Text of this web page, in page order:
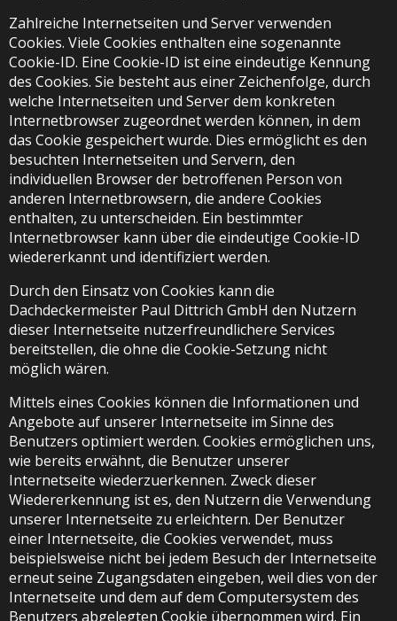
Zahlreiche Internetseiten und Server verwenden
Cookies. Viele Cookies enthalten eine sogenannte
Cookie-ID. Eine Cookie-ID ist eine eindeutige Kennung
des Cookies. Sie besteht aus einer Zeichenfolge, durch
welche Internetseiten und Server dem konkreten
Internetbrowser zugeordnet werden können, in dem
das Cookie gespeichert wurde. Dies ermöglicht es den
besuchten Internetseiten und Servern, den
individuellen Browser der betroffenen Person von
anderen Internetbrowsern, die andere Cookies
enthalten, zu unterscheiden. Ein bestimmter
Internetbrowser kann über die eindeutige Cookie-ID
wiedererkannt und identifiziert werden.
Durch den Einsatz von Cookies kann die
Dachdeckermeister Paul Dittrich GmbH den Nutzern
dieser Internetseite nutzerfreundlichere Services
bereitstellen, die ohne die Cookie-Setzung nicht
möglich wären.
Mittels eines Cookies können die Informationen und
Angebote auf unserer Internetseite im Sinne des
Benutzers optimiert werden. Cookies ermöglichen uns,
wie bereits erwähnt, die Benutzer unserer
Internetseite wiederzuerkennen. Zweck dieser
Wiedererkennung ist es, den Nutzern die Verwendung
unserer Internetseite zu erleichtern. Der Benutzer
einer Internetseite, die Cookies verwendet, muss
beispielsweise nicht bei jedem Besuch der Internetseite
erneut seine Zugangsdaten eingeben, weil dies von der
Internetseite und dem auf dem Computersystem des
Benutzers abgelegten Cookie übernommen wird. Ein